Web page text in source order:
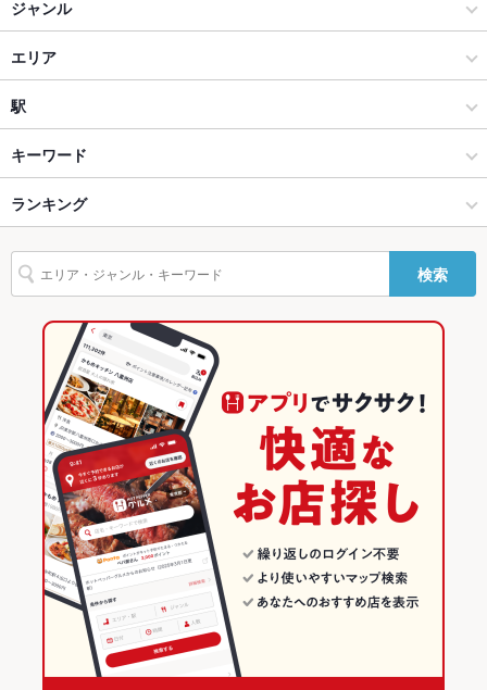
設備
Wi-Fi
ー
駐車場
その他設備
飲み放題 あり
食べ放題 なし
焼酎充実、日本酒充実
お子様連れ お子様連れ歓迎
ウェディン
グパーティ
ー二次会
－
お祝い・サ
プライズ対
可
韓国キッチン ヒルリン 金沢武蔵
ジャンル
焼肉・ホルモン
焼肉
金沢市他・野々市・白山・内灘 × 焼肉・ホルモン
金沢市他・野々市・白山・内灘 × 焼肉
押野駅 × 焼肉・ホルモン
押野駅 × 焼肉
エリア
野々市
野々市 × 焼肉・ホルモン
野々市 × 焼肉
石川
石川 × 焼肉・ホルモン
石川 × 焼肉
駅
押野駅
西金沢駅
キーワード
からあげ うどん
デザート
ランキング
石川のグルメランキング
石川の焼肉・ホルモンランキング
金沢市他・野々市・白山・内灘のグルメランキング
金沢市他・野々市・白山・内灘の焼肉・ホルモンランキング
野々市のグルメランキング
野々市の焼肉・ホルモンランキング
検索